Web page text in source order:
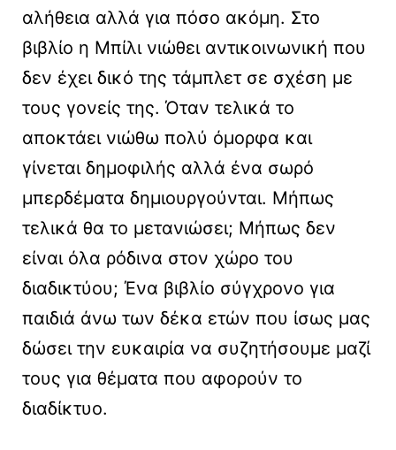
αλήθεια αλλά για πόσο ακόμη. Στο
βιβλίο η Μπίλι νιώθει αντικοινωνική που
δεν έχει δικό της τάμπλετ σε σχέση με
τους γονείς της. Όταν τελικά το
αποκτάει νιώθω πολύ όμορφα και
γίνεται δημοφιλής αλλά ένα σωρό
μπερδέματα δημιουργούνται. Μήπως
τελικά θα το μετανιώσει; Μήπως δεν
είναι όλα ρόδινα στον χώρο του
διαδικτύου; Ένα βιβλίο σύγχρονο για
παιδιά άνω των δέκα ετών που ίσως μας
δώσει την ευκαιρία να συζητήσουμε μαζί
τους για θέματα που αφορούν το
διαδίκτυο.